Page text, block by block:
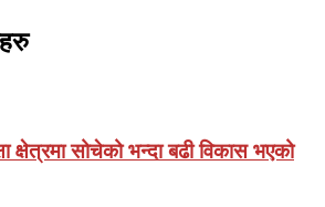
क्षेत्रमा सोचेको भन्दा बढी विकास भएको